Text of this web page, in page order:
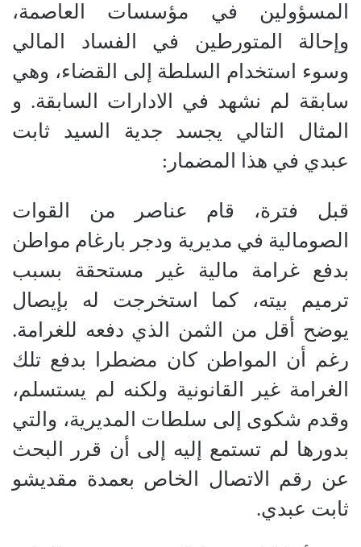
المسؤولين في مؤسسات العاصمة،
وإحالة المتورطين في الفساد المالي
وسوء استخدام السلطة إلى القضاء، وهي
سابقة لم نشهد في الادارات السابقة. و
المثال التالي يجسد جدية السيد ثابت
عبدي في هذا المضمار:
قبل فترة، قام عناصر من القوات
الصومالية في مديرية ودجر بارغام مواطن
بدفع غرامة مالية غير مستحقة بسبب
ترميم بيته، كما استخرجت له بإيصال
يوضح أقل من الثمن الذي دفعه للغرامة.
رغم أن المواطن كان مضطرا بدفع تلك
الغرامة غير القانونية ولكنه لم يستسلم،
وقدم شكوى إلى سلطات المديرية، والتي
بدورها لم تستمع إليه إلى أن قرر البحث
عن رقم الاتصال الخاص بعمدة مقديشو
ثابت عبدي.